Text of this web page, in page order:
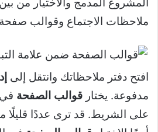
ملاحظات الاجتماع وقوالب صفحة
افتح دفتر ملاحظاتك وانتقل إلى
مدفوعة. يختار قوالب الصفحة
على الشريط. قد ترى عددًا قليلًا